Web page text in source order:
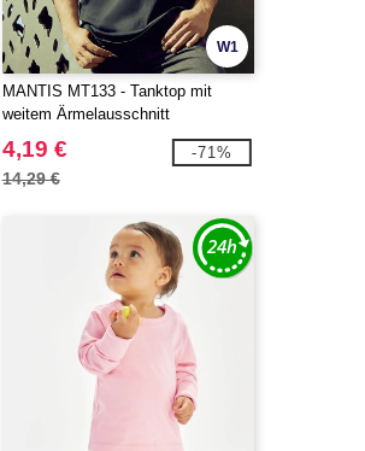
W1
MANTIS MT133 - Tanktop mit
weitem Ärmelausschnitt
4,19 €
14,29 €
-71%